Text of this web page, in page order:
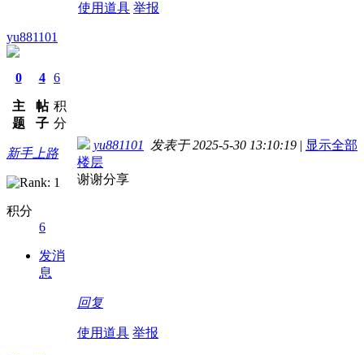
使用道具 举报
yu881101
0
主
题
4
帖
子
6
积
分
新手上路
积分
6
发消
息
yu881101 发表于 2025-5-30 13:10:19 | 显示全部
楼层
谢谢分享
回复
使用道具 举报